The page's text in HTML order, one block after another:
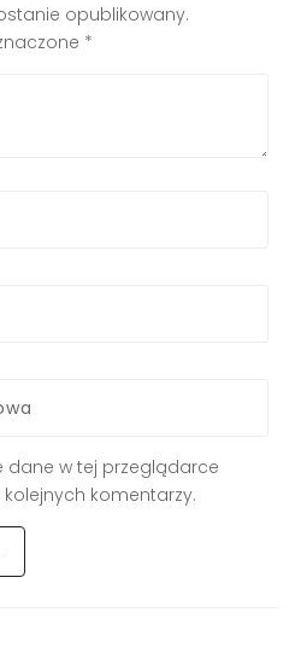
opublikowany.
*
dane w tej przeglądarce
komentarzy.